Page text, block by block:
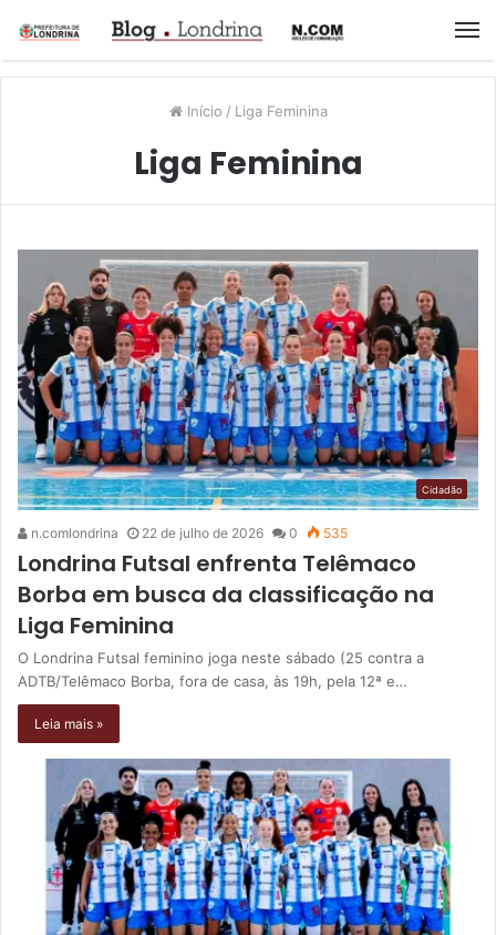
Início / Liga Feminina
Liga Feminina
Cidadão
n.comlondrina 22 de julho de 2026 0 535
Londrina Futsal enfrenta Telêmaco
Borba em busca da classificação na
Liga Feminina
O Londrina Futsal feminino joga neste sábado (25 contra a
ADTB/Telêmaco Borba, fora de casa, às 19h, pela 12ª e…
Leia mais »